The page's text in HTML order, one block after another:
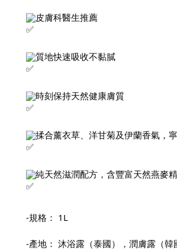
皮膚科醫生推薦
質地快速吸收不黏膩
時刻保持天然健康膚質
揉合薰衣草、洋甘菊及伊蘭香氣，
純天然滋潤配方，含豐富天然燕麥
-規格： 1L
-產地： 沐浴露（泰國），潤膚露（韓